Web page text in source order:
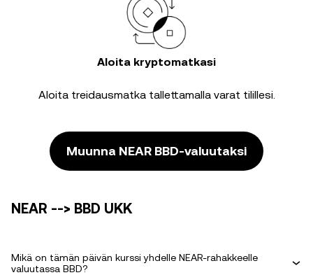
Aloita kryptomatkasi
Aloita treidausmatka tallettamalla varat tilillesi.
Muunna NEAR BBD-valuutaksi
NEAR --> BBD UKK
Mikä on tämän päivän kurssi yhdelle NEAR-rahakkeelle
valuutassa BBD?